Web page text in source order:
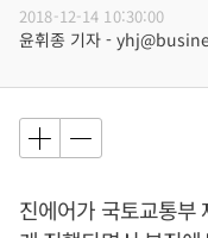
2018-12-14 10:30:00
윤휘종 기자 -
진에어가 국토교통부